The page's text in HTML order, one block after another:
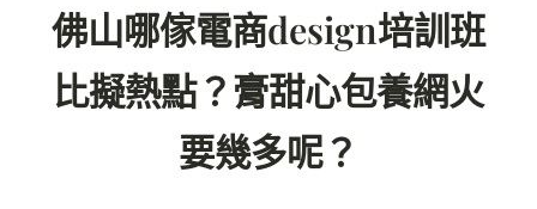
佛山哪傢電商design培訓班
比擬熱點？膏甜心包養網火
要幾多呢？